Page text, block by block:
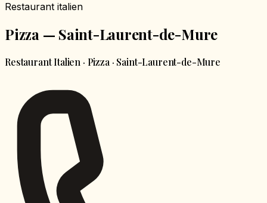
Restaurant italien
Pizza — Saint-Laurent-de-Mure
Restaurant Italien · Pizza · Saint-Laurent-de-Mure